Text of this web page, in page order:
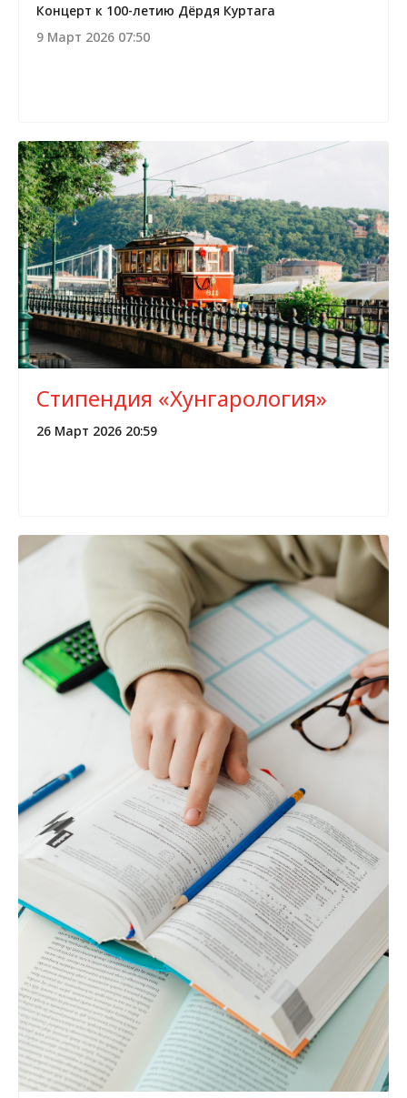
Концерт к 100-летию Дёрдя Куртага
9 Март 2026 07:50
Стипендия «Хунгарология»
26 Март 2026 20:59